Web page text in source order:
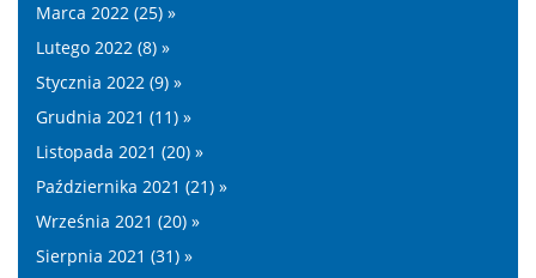
Marca 2022 (25) »
Lutego 2022 (8) »
Stycznia 2022 (9) »
Grudnia 2021 (11) »
Listopada 2021 (20) »
Października 2021 (21) »
Września 2021 (20) »
Sierpnia 2021 (31) »